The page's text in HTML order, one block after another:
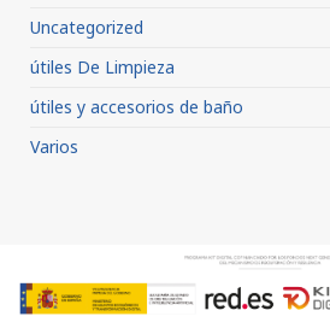
Uncategorized
útiles De Limpieza
útiles y accesorios de baño
Varios